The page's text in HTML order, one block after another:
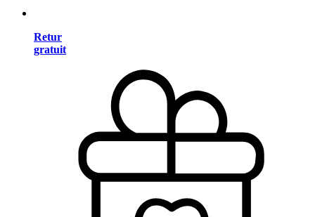
Retur
gratuit